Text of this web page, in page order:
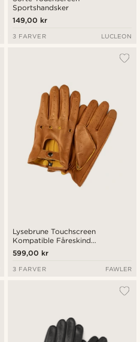
Sportshandsker
149,00 kr
3 FARVER LUCLEON
Lysebrune Touchscreen
Kompatible Fåreskind
Kørehandsker
599,00 kr
3 FARVER FAWLER